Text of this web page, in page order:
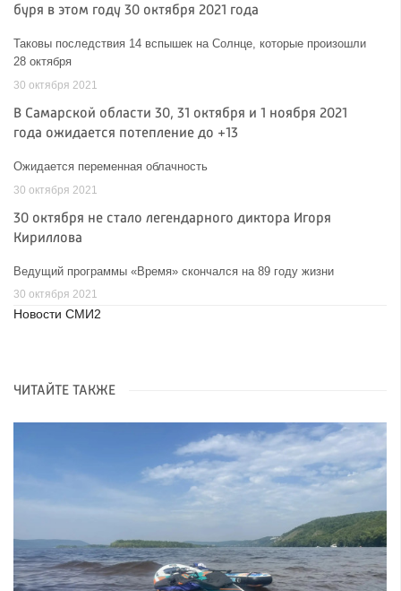
буря в этом году 30 октября 2021 года
Таковы последствия 14 вспышек на Солнце, которые произошли
28 октября
30 октября 2021
В Самарской области 30, 31 октября и 1 ноября 2021
года ожидается потепление до +13
Ожидается переменная облачность
30 октября 2021
30 октября не стало легендарного диктора Игоря
Кириллова
Ведущий программы «Время» скончался на 89 году жизни
30 октября 2021
Новости СМИ2
ЧИТАЙТЕ ТАКЖЕ